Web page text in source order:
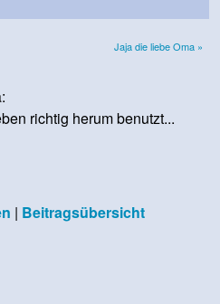
Jaja die liebe Oma »
richtig herum benutzt...
| Beitragsübersicht